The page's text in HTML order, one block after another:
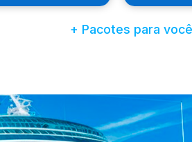
+ Pacotes para você